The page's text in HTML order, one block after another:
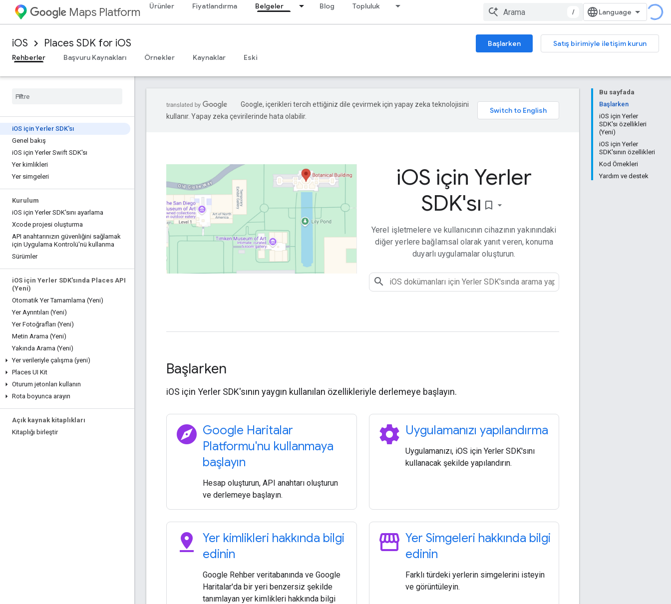
Maps Platform Ürünler Fiyatlandırma Belgeler Blog Topluluk
/
iOS Places SDK for iOS Başlarken
Satış birimiyle iletişim kurun
Rehberler
Başvuru Kaynakları Örnekler Kaynaklar Eski
iOS için Yerler SDK'sı
Genel bakış
iOS için Yerler Swift SDK'sı
Yer kimlikleri
Yer simgeleri
Kurulum
iOS için Yerler SDK'sını ayarlama
Xcode projesi oluşturma
API anahtarınızın güvenliğini sağlamak
için Uygulama Kontrolü'nü kullanma
Sürümler
iOS için Yerler SDK'sında Places API
(Yeni)
Otomatik Yer Tamamlama (Yeni)
Yer Ayrıntıları (Yeni)
Yer Fotoğrafları (Yeni)
Metin Arama (Yeni)
Yakında Arama (Yeni)
Yer verileriyle çalışma (yeni)
Places UI Kit
Oturum jetonları kullanın
Rota boyunca arayın
Açık kaynak kitaplıkları
Kitaplığı birleştir
Bu sayfada
Başlarken
iOS için Yerler
SDK'sı özellikleri
(Yeni)
iOS için Yerler
SDK'sının özellikleri
Kod Örnekleri
Yardım ve destek
Google, içerikleri tercih ettiğiniz dile çevirmek için yapay zeka teknolojisini
kullanır. Yapay zeka çevirilerinde hata olabilir.
iOS için Yerler
SDK'sı bookmark_border
Yerel işletmelere ve kullanıcının cihazının yakınındaki
diğer yerlere bağlamsal olarak yanıt veren, konuma
duyarlı uygulamalar oluşturun.
Başlarken
iOS için Yerler SDK'sının yaygın kullanılan özellikleriyle derlemeye başlayın.
explore Google Haritalar
Platformu'nu kullanmaya
başlayın
Hesap oluşturun, API anahtarı oluşturun
ve derlemeye başlayın.
settings Uygulamanızı yapılandırma
Uygulamanızı, iOS için Yerler SDK'sını
kullanacak şekilde yapılandırın.
pin_drop
Yer kimlikleri hakkında bilgi
edinin
Google Rehber veritabanında ve Google
Haritalar'da bir yeri benzersiz şekilde
tanımlayan yer kimlikleri hakkında bilgi
storefront Yer Simgeleri hakkında bilgi
edinin
Farklı türdeki yerlerin simgelerini isteyin
ve görüntüleyin.